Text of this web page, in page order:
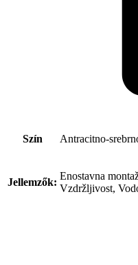
Szín Antracitno-
Jellemzők:
Enostavna
Vzdržljivost,